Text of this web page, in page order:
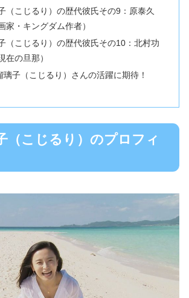
（こじるり）の歴代彼氏その9：原泰久
家・キングダム作者）
（こじるり）の歴代彼氏その10：北村功
在の旦那）
璃子（こじるり）さんの活躍に期待！
（こじるり）のプロフィ